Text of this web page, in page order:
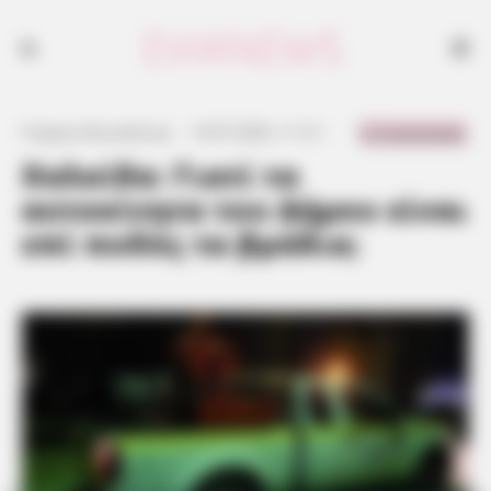
Χαλκίδα: Γιατί τα
αυτοκίνητα του Δήμου είναι
επί ποδός τα βράδια;